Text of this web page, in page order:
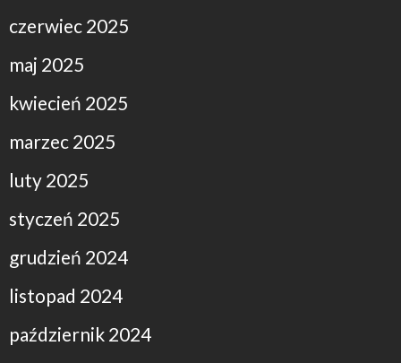
czerwiec 2025
maj 2025
kwiecień 2025
marzec 2025
luty 2025
styczeń 2025
grudzień 2024
listopad 2024
październik 2024